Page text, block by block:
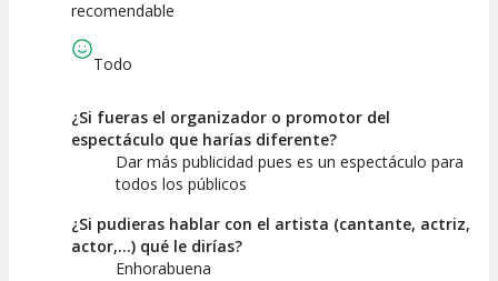
Espectáculo
recomendable
Todo
¿Si fueras el organizador o promotor del
espectáculo que harías diferente?
Dar más publicidad pues es un espectáculo para
todos los públicos
¿Si pudieras hablar con el artista (cantante, actriz,
actor,...) qué le dirías?
Enhorabuena